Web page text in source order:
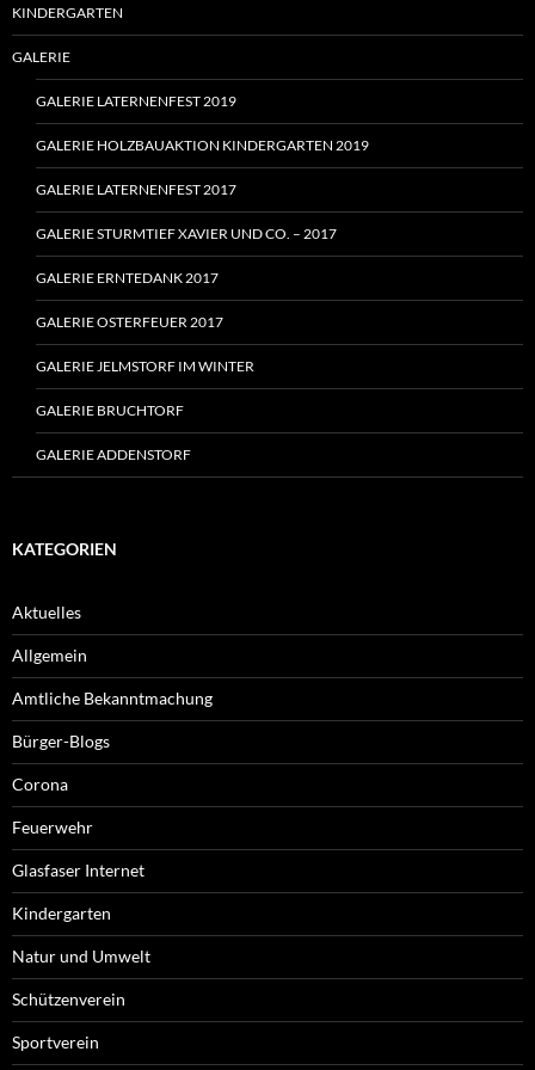
KINDERGARTEN
GALERIE
GALERIE LATERNENFEST 2019
GALERIE HOLZBAUAKTION KINDERGARTEN 2019
GALERIE LATERNENFEST 2017
GALERIE STURMTIEF XAVIER UND CO. – 2017
GALERIE ERNTEDANK 2017
GALERIE OSTERFEUER 2017
GALERIE JELMSTORF IM WINTER
GALERIE BRUCHTORF
GALERIE ADDENSTORF
KATEGORIEN
Aktuelles
Allgemein
Amtliche Bekanntmachung
Bürger-Blogs
Corona
Feuerwehr
Glasfaser Internet
Kindergarten
Natur und Umwelt
Schützenverein
Sportverein